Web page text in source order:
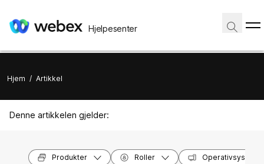
Hjelpesenter
Hjem / Artikkel
Denne artikkelen gjelder:
Produkter Roller